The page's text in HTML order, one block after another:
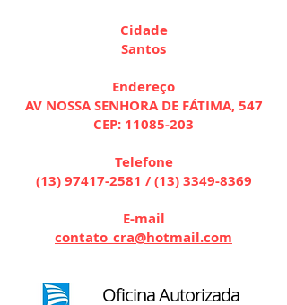
Cidade
Santos
Endereço
AV NOSSA SENHORA DE FÁTIMA, 547
CEP: 11085-203
Telefone
(13) 97417-2581 /(13) 3349-8369
E-mail
contato_cra@hotmail.com
Oficina Autorizada